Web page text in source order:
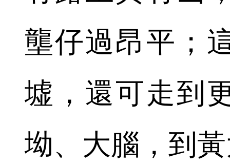
壟仔過昂平；
墟，還可走到
坳、大腦，到